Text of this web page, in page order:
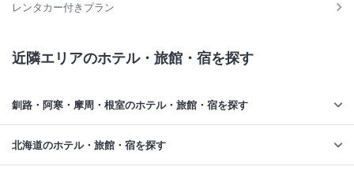
レンタカー付きプラン
近隣エリアのホテル・旅館・宿を探す
釧路・阿寒・摩周・根室のホテル・旅館・宿を探す
北海道のホテル・旅館・宿を探す